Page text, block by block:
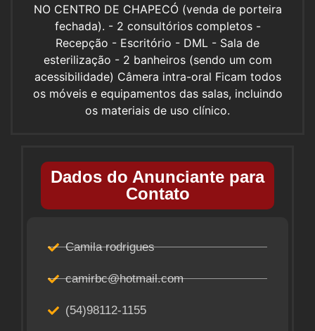
NO CENTRO DE CHAPECÓ (venda de porteira
fechada). - 2 consultórios completos -
Recepção - Escritório - DML - Sala de
esterilização - 2 banheiros (sendo um com
acessibilidade) Câmera intra-oral Ficam todos
os móveis e equipamentos das salas, incluindo
os materiais de uso clínico.
Dados do Anunciante para
Contato
Camila rodrigues
camirbc@hotmail.com
(54)98112-1155